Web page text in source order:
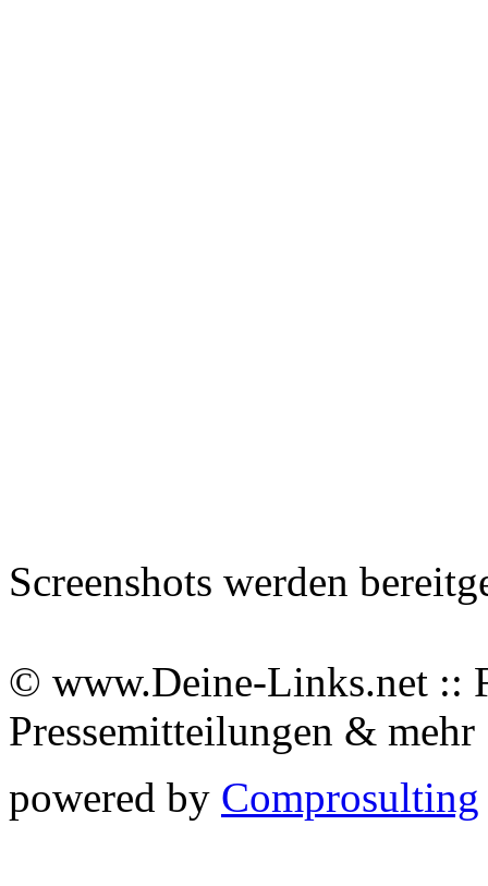
Screenshots werden
© www.Deine-Links.net ::
Pressemitteilungen &
powered by Comprosulting